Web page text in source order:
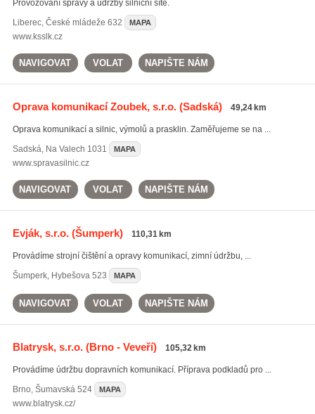
Provozování správy a údržby silniční sítě.
Liberec, České mládeže 632 MAPA
www.ksslk.cz
NAVIGOVAT VOLAT NAPIŠTE NÁM
Oprava komunikací Zoubek, s.r.o.(Sadská) 49,24 km
Oprava komunikací a silnic, výmolů a prasklin. Zaměřujeme se na ...
Sadská, Na Valech 1031 MAPA
www.spravasilnic.cz
NAVIGOVAT VOLAT NAPIŠTE NÁM
Evják, s.r.o.(Šumperk) 110,31 km
Provádíme strojní čištění a opravy komunikací, zimní údržbu, ...
Šumperk, Hybešova 523 MAPA
NAVIGOVAT VOLAT NAPIŠTE NÁM
Blatrysk, s.r.o.(Brno - Veveří) 105,32 km
Provádíme údržbu dopravních komunikací. Příprava podkladů pro ...
Brno, Šumavská 524 MAPA
www.blatrysk.cz/